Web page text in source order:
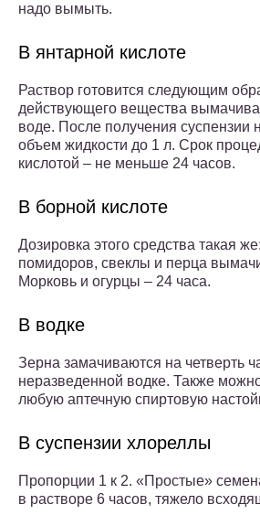
надо вымыть.
В янтарной кислоте
Раствор готовится следующим
действующего вещества
воде. После получения суспензии
объем жидкости до 1 л. Срок
кислотой – не меньше 24 часов.
В борной кислоте
Дозировка этого средства такая
помидоров, свеклы и перца
Морковь и огурцы – 24 часа.
В водке
Зерна замачиваются на четверть
неразведенной водке. Также
любую аптечную спиртовую
В суспензии хлореллы
Пропорции 1 к 2. «Простые»
в растворе 6 часов, тяжело